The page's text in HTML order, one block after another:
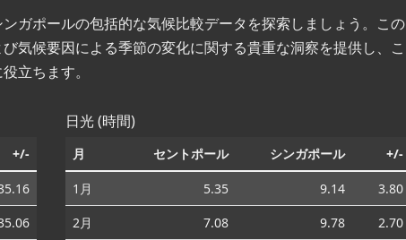
ガポールの包括的な気候比較データを探索しましょう。この
気候要因による季節の変化に関する貴重な洞察を提供し、こ
立ちます。
+/-
日光 (時間)
月 セントポール シンガポール +/-
1月 5.35 9.14
3.80
2月
7.08 9.78
2.70